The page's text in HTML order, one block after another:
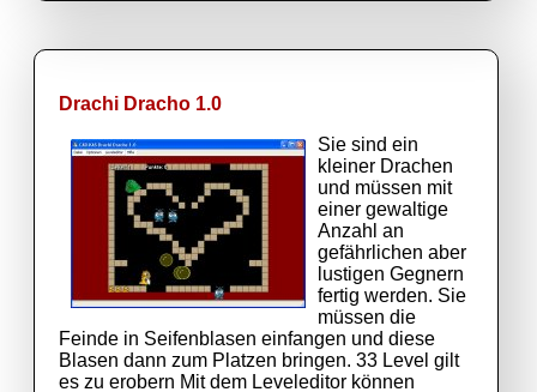
Drachi Dracho 1.0
Sie sind ein
kleiner Drachen
und müssen mit
einer gewaltige
Anzahl an
gefährlichen aber
lustigen Gegnern
fertig werden. Sie
müssen die
Feinde in Seifenblasen einfangen und diese
Blasen dann zum Platzen bringen. 33 Level gilt
es zu erobern Mit dem Leveleditor können